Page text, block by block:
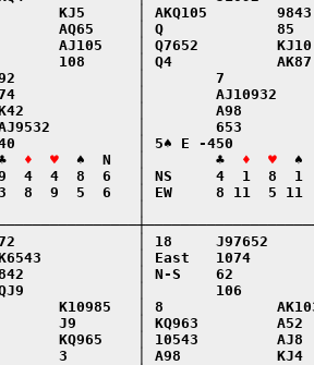
KJ5      │ AKQ105
AQ65     │ Q             85
AJ105    │ Q7652
108      │ Q4
│        7
│        AJ10932
│        A98
│        653
│ 5♠ E -450
♣
♦  ♥
  ♠  N   │        ♣
♦  ♥
♠
4  4  8  6   │ NS     4  1  8
8  9  5  6   │ EW     8 11  5
│ 18     J97652
│ East   1074
│ N-S    62
│        106
K10985   │ 8
J9       │ KQ963
KQ965    │ 10543
3        │ A98